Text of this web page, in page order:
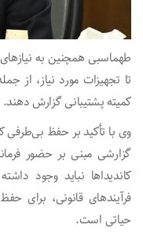
طهماسبی همچنین به
تا تجهیزات مورد نیاز، از
کمیته پشتیبانی گزارش دهند.
وی با تأکید بر حفظ بی‌طرفی
گزارشی مبنی بر حضور
کاندیداها نباید وجود
فرآیندهای قانونی، برای
حیاتی است.